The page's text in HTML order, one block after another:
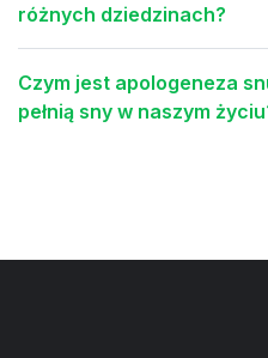
różnych dziedzinach?
Czym jest apologeneza
pełnią sny w naszym